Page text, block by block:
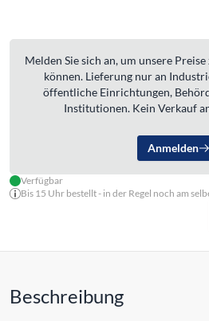
Melden Sie sich an, um unsere
können. Lieferung nur an
öffentliche Einrichtungen,
Institutionen. Kein Verkauf
Anmelden
Verfügbar
Bis 15 Uhr bestellt - in der Regel noch am
Beschreibung